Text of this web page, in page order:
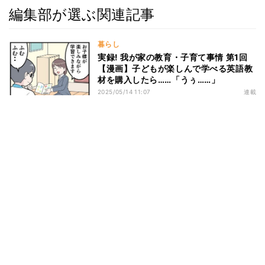
編集部が選ぶ関連記事
暮らし
実録! 我が家の教育・子育て事情 第1回
【漫画】子どもが楽しんで学べる英語教
材を購入したら……「うぅ……」
2025/05/14 11:07 連載